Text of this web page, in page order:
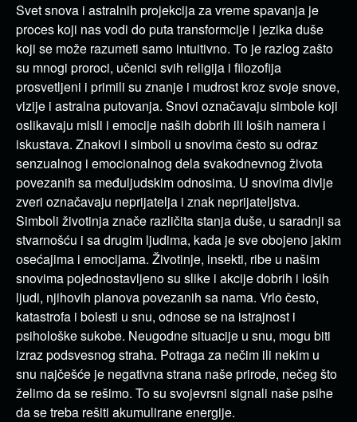
Svet snova i astralnih projekcija za vreme spavanja je
proces koji nas vodi do puta transformcije i jezika duše
koji se može razumeti samo intuitivno. To je razlog zašto
su mnogi proroci, učenici svih religija i filozofija
prosvetljeni i primili su znanje i mudrost kroz svoje snove,
vizije i astralna putovanja. Snovi označavaju simbole koji
oslikavaju misli i emocije naših dobrih ili loših namera i
iskustava. Znakovi i simboli u snovima često su odraz
senzualnog i emocionalnog dela svakodnevnog života
povezanih sa međuljudskim odnosima. U snovima divlje
zveri označavaju neprijatelja i znak neprijateljstva.
Simboli životinja znače različita stanja duše, u saradnji sa
stvarnošću i sa drugim ljudima, kada je sve obojeno jakim
osećajima i emocijama. Životinje, insekti, ribe u našim
snovima pojednostavljeno su slike i akcije dobrih i loših
ljudi, njihovih planova povezanih sa nama. Vrlo često,
katastrofa i bolesti u snu, odnose se na istrajnost i
psihološke sukobe. Neugodne situacije u snu, mogu biti
izraz podsvesnog straha. Potraga za nečim ili nekim u
snu najčešće je negativna strana naše prirode, nečeg što
želimo da se rešimo. To su svojevrsni signali naše psihe
da se treba rešiti akumulirane energije.